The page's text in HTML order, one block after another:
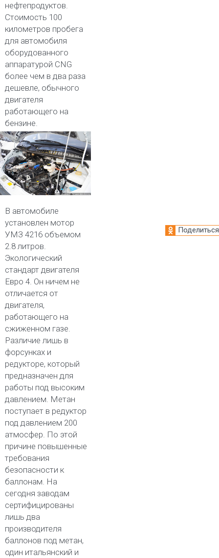
нефтепродуктов.
Стоимость 100
километров пробега
для автомобиля
оборудованного
аппаратурой CNG
более чем в два раза
дешевле, обычного
двигателя
работающего на
бензине.
В автомобиле
установлен мотор
УМЗ 4216 объемом
2.8 литров.
Экологический
стандарт двигателя
Евро 4. Он ничем не
отличается от
двигателя,
работающего на
сжиженном газе.
Различие лишь в
форсунках и
редукторе, который
предназначен для
работы под высоким
давлением. Метан
поступает в редуктор
под давлением 200
атмосфер. По этой
причине повышенные
требования
безопасности к
баллонам. На
сегодня заводам
сертифицированы
лишь два
производителя
баллонов под метан,
один итальянский и
Поделиться